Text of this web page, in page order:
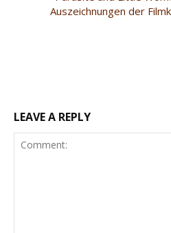
Auszeichnungen der
LEAVE A REPLY